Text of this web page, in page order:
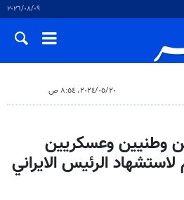
٠٩‏/٠٨‏/٢٠٢٦
٢٠‏/٠٥‏/٢٠٢٤، ٨:٥٤ ص
وطنيين وعسكريين
الرئيس الايراني